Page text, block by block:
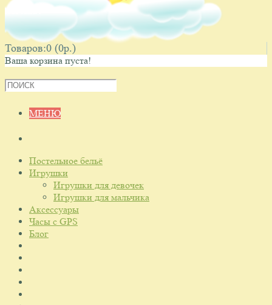
Товаров:0 (0p.)
Ваша корзина пуста!
МЕНЮ
Постельное бельё
Игрушки
Игрушки для девочек
Игрушки для мальчика
Аксессуары
Часы с GPS
Блог